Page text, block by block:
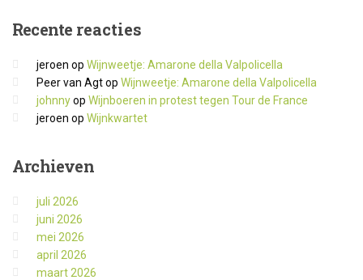
Recente reacties
jeroen op Wijnweetje: Amarone della Valpolicella
Peer van Agtop Wijnweetje: Amarone della Valpolicella
johnnyop Wijnboeren in protest tegen Tour de France
jeroen op Wijnkwartet
Archieven
juli 2026
juni 2026
mei 2026
april 2026
maart 2026